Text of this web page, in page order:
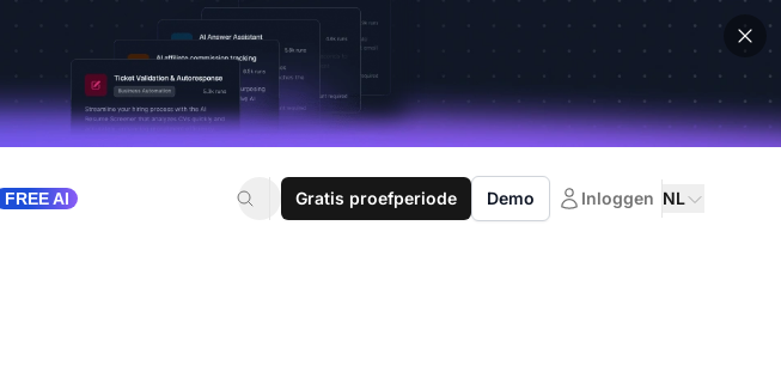
FREE AI Gratis proefperiode Demo Inloggen NL